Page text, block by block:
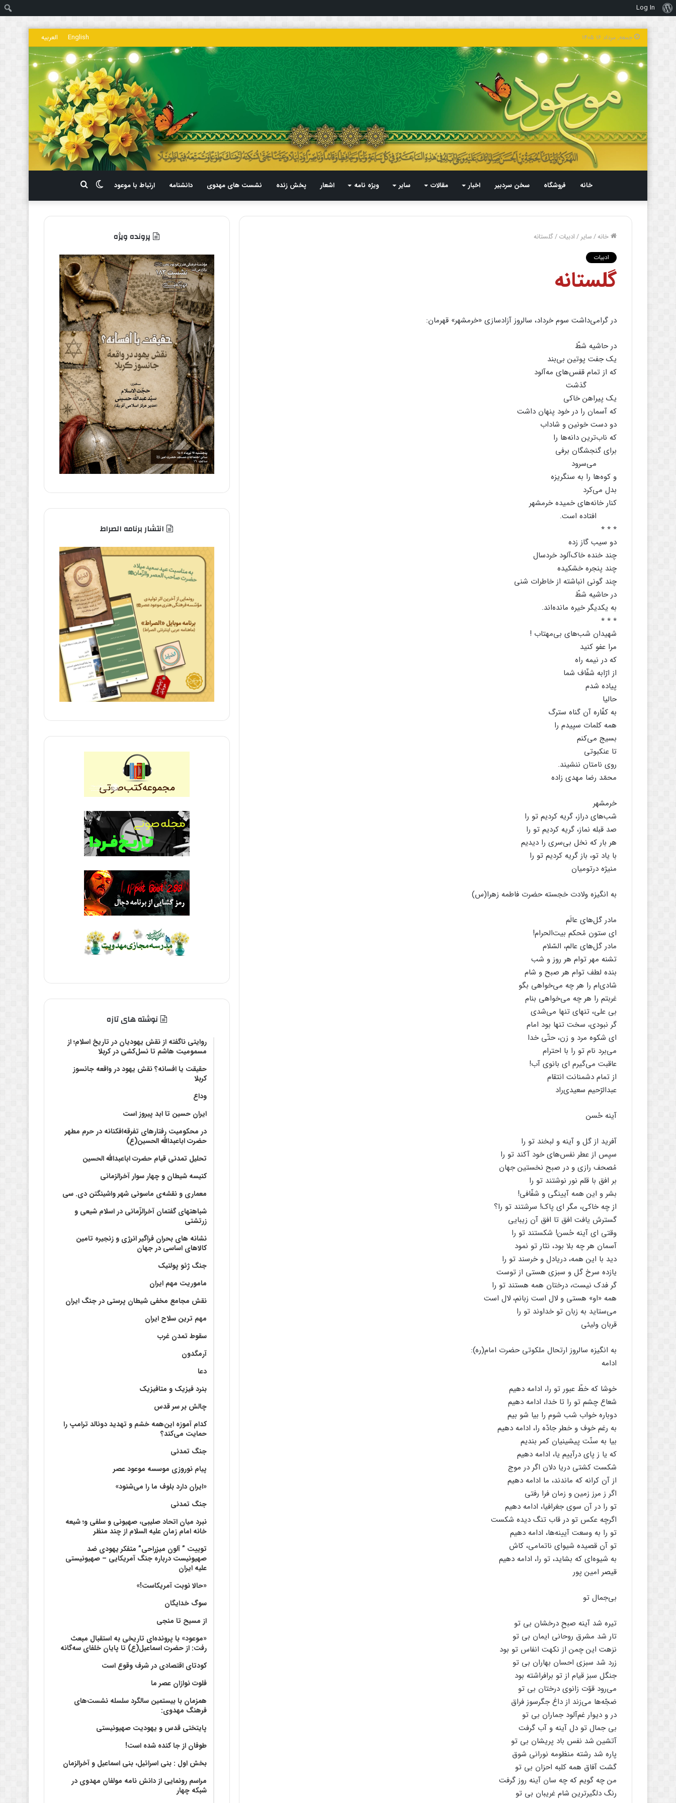
درباره
وردپرس
Log In
جمعه, مرداد ۱۶ ۱۴۰۵ English العربیه
خانه فروشگاه سخن سردبیر اخبار مقالات سایر ویژه نامه اشعار پخش زنده نشست های مهدوی دانشنامه ارتباط با موعود
برای
تغییر
پوسته
خانه/سایر /ادبیات/گلستانه
ادبیات
گلستانه
در گرامی‌داشت سوم خرداد، سالروز آزادسازی «خرمشهر» قهرمان:
در حاشیه شطّ
یک جفت پوتین بی‌بند
که از تمام قفس‌های مه‌آلود
گذشت
یک پیراهن خاکی
که آسمان را در خود پنهان داشت
دو دست خونین و شاداب
که ناب‌ترین دانه‌ها را
برای گنجشگان برفی
می‌سرود
و کوه‌ها را به سنگریزه
بدل می‌کرد
کنار خانه‌های خمیده خرمشهر
افتاده است.
٭ ٭ ٭
دو سیب گاز زده
چند خنده خاک‌آلود خردسال
چند پنجره خشکیده
چند گونی انباشته از خاطرات شنی
در حاشیه شطّ
به یکدیگر خیره مانده‌اند.
٭ ٭ ٭
شهیدان شب‌های بی‌مهتاب !
مرا عفو کنید
که در نیمه راه
از ارّابه شفّاف شما
پیاده شدم
حالیا
به کفّاره آن گناه سترگ
همه کلمات سپیدم را
بسیج می‌کنم
تا عنکبوتی
روی نامتان ننشیند.
محمّد رضا مهدی زاده
خرمشهر
شب‌های دراز، گریه کردیم تو را
صد قبله نماز، گریه کردیم تو را
هر بار که نخل بی‌سری را دیدیم
با یاد تو، باز گریه کردیم تو را
منیژه درتومیان
به انگیزه ولادت خجسته حضرت فاطمه زهرا(س)
مادر گل‌های عالَم
ای ستون مُحکم بیت‌الحرام!
مادر گل‌های عالم، السّلام
تشنه مهر توام هر روز و شب
بنده لطف توام هر صبح و شام
شادی‌ام را هر چه می‌خواهی بگو
غربتم را هر چه می‌خواهی بنام
بی علی، تنهای تنها می‌شدی
گر نبودی، سخت تنها بود امام
ای شکوه مرد و زن، حتّی خدا
می‌برد نام تو را با احترام
عاقبت می‌گیرم ای بانوی آب!
از تمام دشمنانت انتقام
عبدالرّحیم سعیدی‌راد
آینه حُسن
آفرید از گل و آینه و لبخند تو را
سپس از عطر نفس‌های خود آکند تو را
مُصحف رازی و در صبح نخستین جهان
بر افق با قلم نور نوشتند تو را
بشر و این همه آیینگی و شفّافی!
از چه خاکی، مگر ای پاک! سرشتند تو را؟
گسترش یافت افق تا افق آن زیبایی
وقتی ای آینه حُسن! شکستند تو را
آسمان هر چه بلا بود، نثار تو نمود
دید با این همه، دریادل و خرسند تو را
یازده سرخ گل و سبزی هستی از توست
گر فدک نیست، درختان همه هستند تو را
همه «او» هستی و لال است زبانم، لال است
می‌ستاید به زبان تو خداوند تو را
قربان ولیئی
به انگیزه سالروز ارتحال ملکوتی حضرت امام(ره):
ادامه
خوشا که خطّ عبور تو را، ادامه دهیم
شعاع چشم تو را تا خدا، ادامه دهیم
دوباره خواب شب شوم را بیا شو بیم
به رغم خوف و خطر جادّه را، ادامه دهیم
بیا به سنّت پیشینیان کمر بندیم
که یا ز پای درآییم یا، ادامه دهیم
شکست کشتی دریا دلان اگر در موج
از آن کرانه که ماندند، ما ادامه دهیم
اگر ز مرز زمین و زمان فرا رفتی
تو را در آن سوی جغرافیا، ادامه دهیم
اگرچه عکس تو در قاب تنگ دیده شکست
تو را به وسعت آیینه‌ها، ادامه دهیم
تو آن قصیده شیوای ناتمامی، کاش
به شیوه‌ای که بشاید، تو را، ادامه دهیم
قیصر امین پور
بی‌جمال تو
تیره شد آینه صبحِ درخشان بی تو
تار شد مشرق روحانی ایمان بی تو
نزهت این چمن از نکهت انفاس تو بود
زرد شد سبزی احسان بهاران بی تو
جنگل سبز قیام از تو برافراشته بود
می‌رود قوّت زانوی درختان بی تو
ضجّه‌ها می‌زند از داغ جگرسوز فراق
در و دیوار غم‌آلود جماران بی تو
بی جمال تو دل آینه و آب گرفت
آتشین شد نفس باد پریشان بی تو
پاره شد رشته منظومه نورانی شوق
گشت آفاق همه کلبه احزان بی تو
من چه گویم که چه سان آینه روز گرفت
رنگ دلگیرترین شام غریبان بی تو
پرونده ویژه
انتشار برنامه الصراط
نوشته های تازه
روایتی ناگفته از نقش یهودیان در تاریخ اسلام؛ از
مسمومیت هاشم تا نسل‌کشی در کربلا
حقیقت یا افسانه؟‌ نقش یهود در واقعه جانسوز
کربلا
وداع
ایران حسین تا ابد پیروز است
در محکومیت رفتارهای تفرقه‌افکنانه در حرم مطهر
حضرت اباعبدالله الحسین(ع)
تحلیل تمدنی قیام حضرت اباعبدالله الحسین
کنیسه شیطان و چهار سوار آخرالزمانی
معماری و نقشه‌ی ماسونی شهر واشينگتن دی. سی
شباهتهای گفتمان آخر‌الزّمانی در اسلام شیعی و
زرتشتی
نشانه های بحران فراگیر انرژی و زنجیره تامین
کالاهای اساسی در جهان
جنگ ژئو پولتیک
ماموریت مهم ایران
نقش مجامع مخفی شیطان پرستی در جنگ ایران
مهم ترین سلاح ایران
سقوط تمدن غرب
آرمگدون
دعا
بنرد فیزیک و متافیزیک
چالش بر سر قدس
کدام آموزه این‌همه خشم و تهدید دونالد ترامپ را
حمایت می‌کند؟
جنگ تمدنی
پیام نوروزی موسسه موعود عصر
«ایران دارد بلوف ما را می‌شنود»
جنگ تمدنی
نبرد میان اتحاد صلیبی، صهیونی و سلفی و؛ شیعه
خانه امام زمان علیه السلام از چند منظر
توییت ” آلون میزراحی” متفکر یهودی ضد
صهیونیست درباره جنگ آمریکایی – صهیونیستی
علیه ایران
«حالا نوبت آمریکاست!»
سوگ خدایگان
از مسیح تا منجی
«موعود» با پرونده‌ای تاریخی به استقبال مبعث
رفت: از حضرت اسماعیل(ع) تا پایان خلفای سه‌گانه
کودتای اقتصادی در شرف وقوع است
فلوت نوازان عصر ما
همزمان با بیستمین سالگرد سلسله نشست‌های
فرهنگ مهدوی:‌
پایتختی قدس و یهودیت صهیونیستی
طوفان از جا کنده شده است!
بخش اول : بنی اسرائیل، بنی اسماعیل و آخرالزمان
مراسم رونمایی از دانش نامه مولفان مهدوی در
شبکه چهار